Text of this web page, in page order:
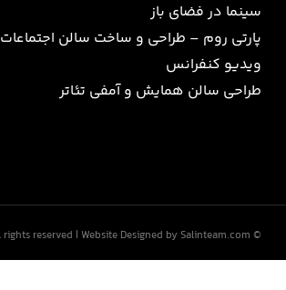
سینما در فضای باز
پارتی روم – طراحی و ساخت سالن اجتماعات
ویدیو کنفرانس
طراحی سالن همایش و آمفی تئاتر
© All rights reserved |
Website Designed by Salinteam.com